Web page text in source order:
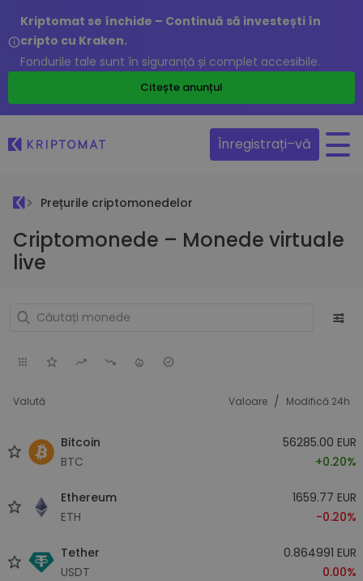
Kriptomat se închide – Continuă să investești în
cripto cu Kraken.
Fondurile tale sunt în siguranță și complet accesibile.
Citește anunțul
Înregistrați–vă
Prețurile criptomonedelor
Criptomonede – Monede virtuale
live
Valută Valoare / Modifică 24h
Bitcoin
BTC
56285.00 EUR
+0.20%
Ethereum
ETH
1659.77 EUR
-0.20%
Tether
USDT
0.864991 EUR
0.00%